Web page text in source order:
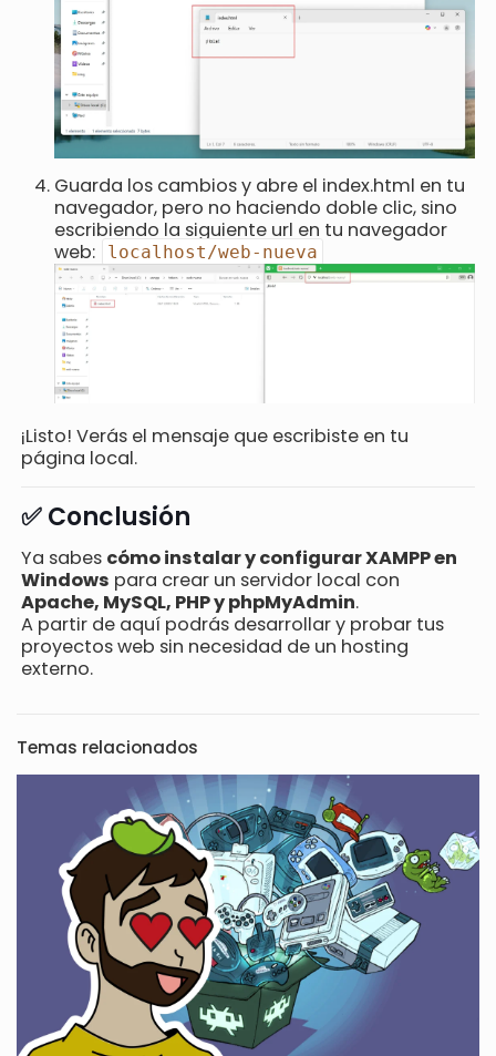
Guarda los cambios y abre el index.html en tu
navegador, pero no haciendo doble clic, sino
escribiendo la siguiente url en tu navegador
web:
localhost/web-nueva
¡Listo! Verás el mensaje que escribiste en tu
página local.
✅ Conclusión
Ya sabes cómo instalar y configurar XAMPP en
Windows para crear un servidor local con
Apache, MySQL, PHP y phpMyAdmin.
A partir de aquí podrás desarrollar y probar tus
proyectos web sin necesidad de un hosting
externo.
Temas relacionados